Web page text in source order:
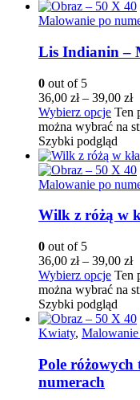
Malowanie po
Lis Indianin –
0 out of 5
36,00 zł– 39,00 zł
Wybierz opcje Ten
można wybrać na
Szybki podgląd
Malowanie po
Wilk z różą w
0 out of 5
36,00 zł– 39,00 zł
Wybierz opcje Ten
można wybrać na
Szybki podgląd
Kwiaty, Malowanie
Pole
numerach